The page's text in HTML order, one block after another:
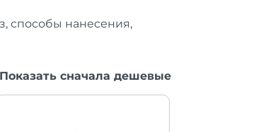
способы нанесения,
Показать сначала дешевые